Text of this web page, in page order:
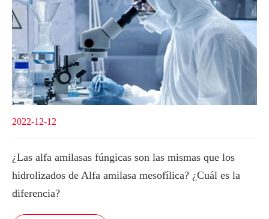
2022-12-12
¿Las alfa amilasas fúngicas son las mismas que los
hidrolizados de Alfa amilasa mesofílica? ¿Cuál es la
diferencia?